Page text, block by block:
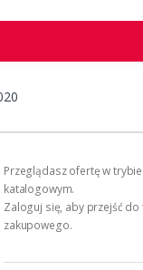
Przeglądasz ofertę w trybie
katalogowym.
Zaloguj się, aby przejść do
zakupowego.